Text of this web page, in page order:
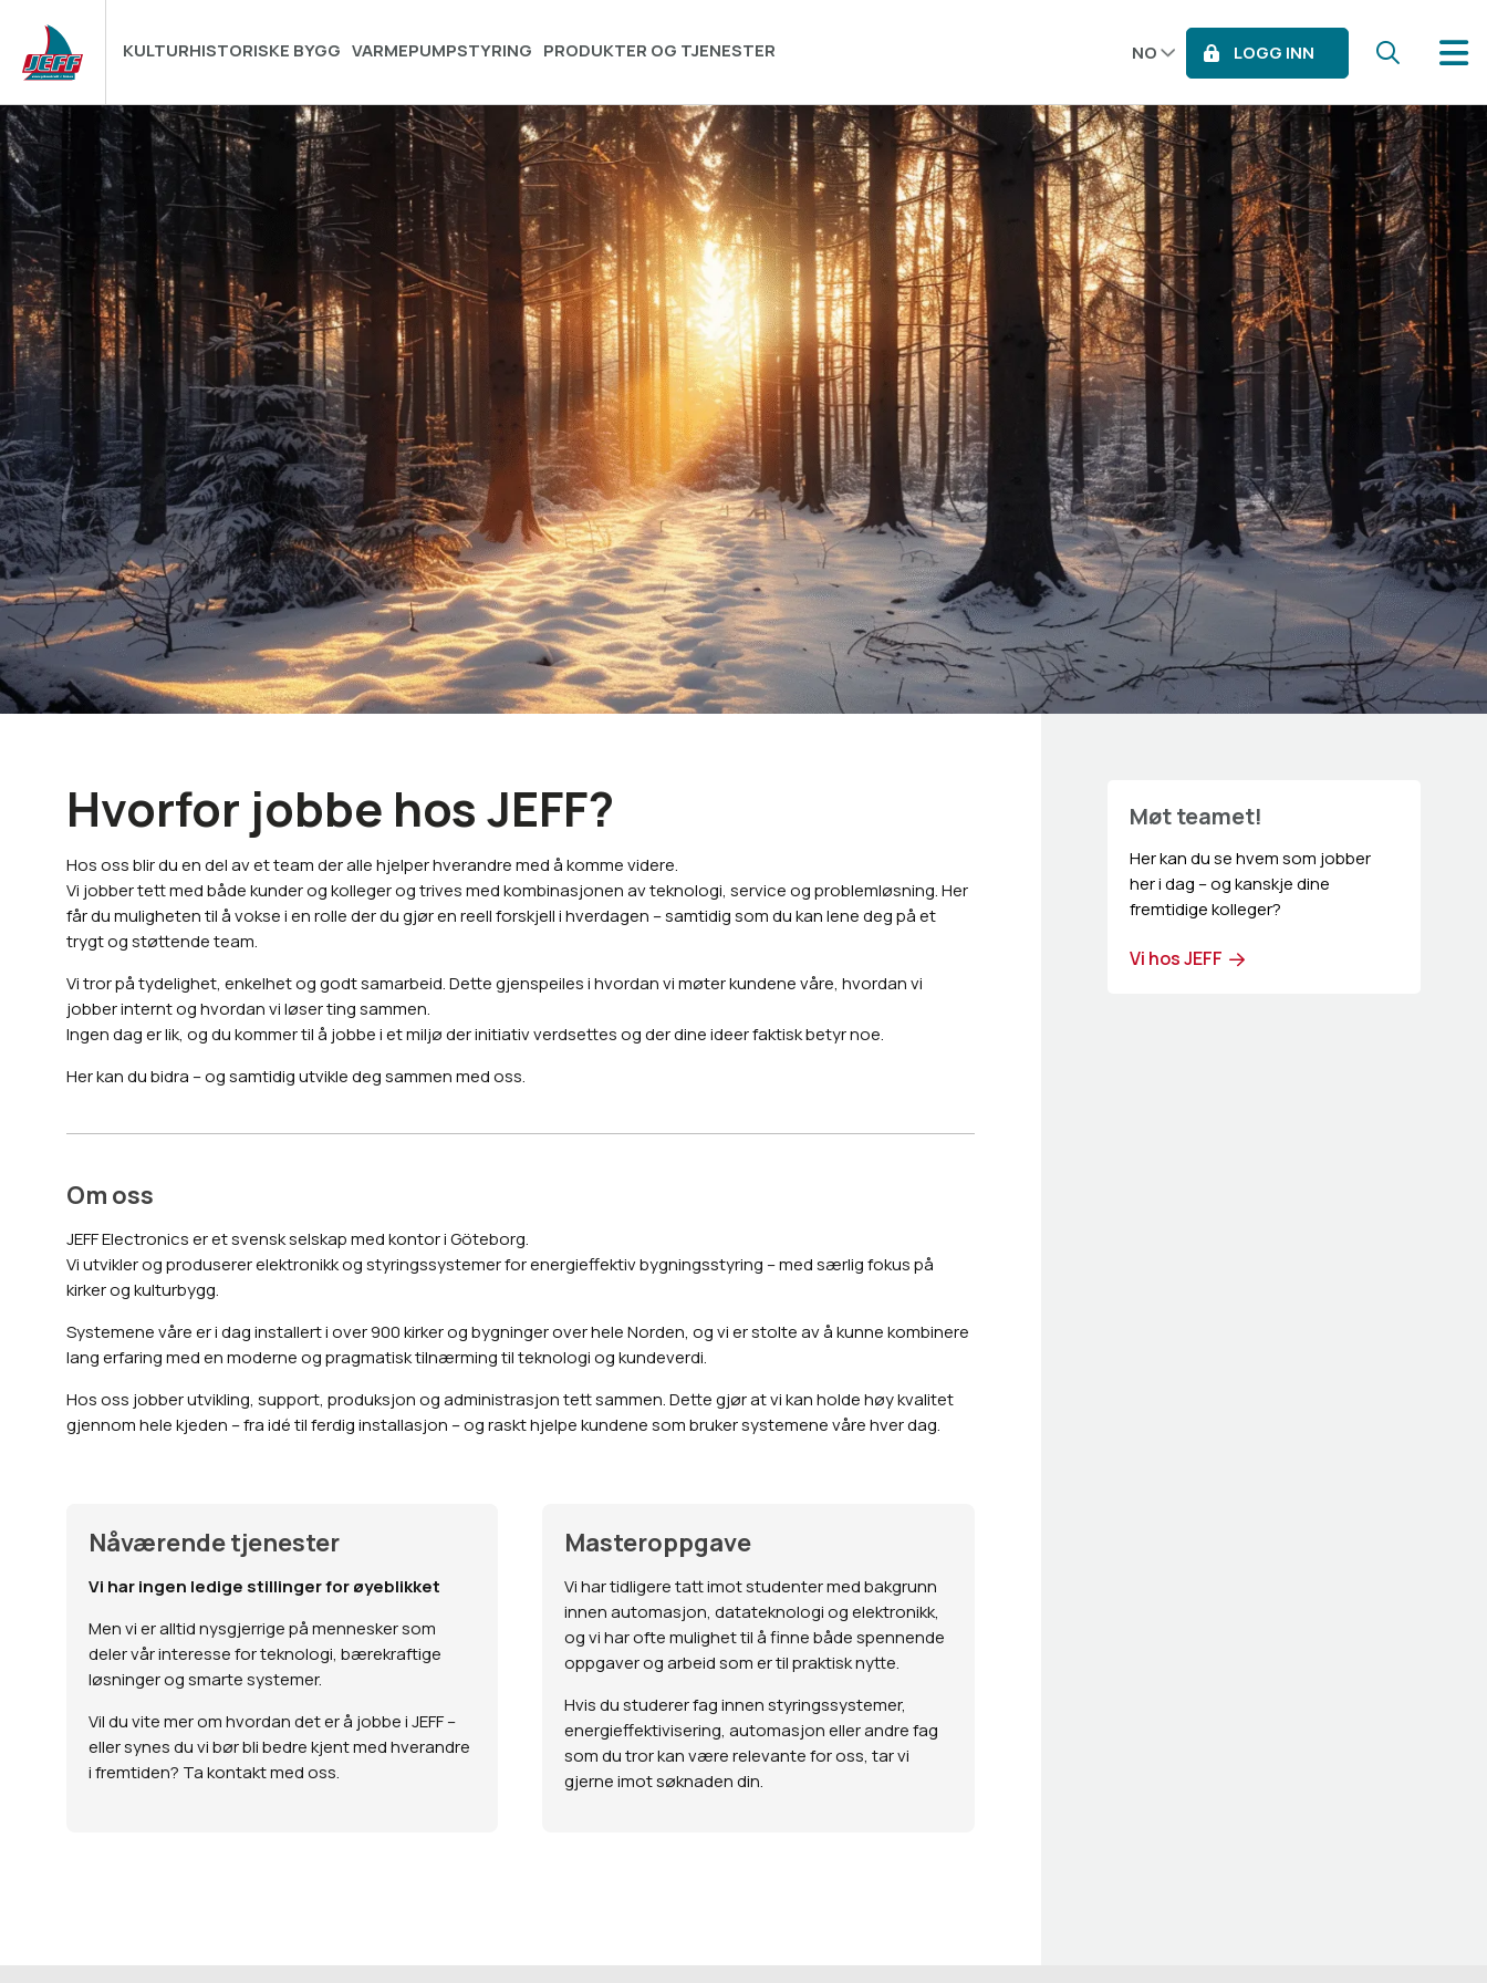
KULTURHISTORISKE BYGG VARMEPUMPSTYRING PRODUKTER OG TJENESTER NO LOGG INN
Hvorfor jobbe hos JEFF?
Hos oss blir du en del av et team der alle hjelper hverandre med å komme videre.
Vi jobber tett med både kunder og kolleger og trives med kombinasjonen av teknologi, service og problemløsning. Her
får du muligheten til å vokse i en rolle der du gjør en reell forskjell i hverdagen – samtidig som du kan lene deg på et
trygt og støttende team.
Vi tror på tydelighet, enkelhet og godt samarbeid. Dette gjenspeiles i hvordan vi møter kundene våre, hvordan vi
jobber internt og hvordan vi løser ting sammen.
Ingen dag er lik, og du kommer til å jobbe i et miljø der initiativ verdsettes og der dine ideer faktisk betyr noe.
Her kan du bidra – og samtidig utvikle deg sammen med oss.
Om oss
JEFF Electronics er et svensk selskap med kontor i Göteborg.
Vi utvikler og produserer elektronikk og styringssystemer for energieffektiv bygningsstyring – med særlig fokus på
kirker og kulturbygg.
Systemene våre er i dag installert i over 900 kirker og bygninger over hele Norden, og vi er stolte av å kunne kombinere
lang erfaring med en moderne og pragmatisk tilnærming til teknologi og kundeverdi.
Hos oss jobber utvikling, support, produksjon og administrasjon tett sammen. Dette gjør at vi kan holde høy kvalitet
gjennom hele kjeden – fra idé til ferdig installasjon – og raskt hjelpe kundene som bruker systemene våre hver dag.
Nåværende tjenester
Vi har ingen ledige stillinger for øyeblikket
Men vi er alltid nysgjerrige på mennesker som
deler vår interesse for teknologi, bærekraftige
løsninger og smarte systemer.
Vil du vite mer om hvordan det er å jobbe i JEFF –
eller synes du vi bør bli bedre kjent med hverandre
i fremtiden? Ta kontakt med oss.
Masteroppgave
Vi har tidligere tatt imot studenter med bakgrunn
innen automasjon, datateknologi og elektronikk,
og vi har ofte mulighet til å finne både spennende
oppgaver og arbeid som er til praktisk nytte.
Hvis du studerer fag innen styringssystemer,
energieffektivisering, automasjon eller andre fag
som du tror kan være relevante for oss, tar vi
gjerne imot søknaden din.
Møt teamet!
Her kan du se hvem som jobber
her i dag – og kanskje dine
fremtidige kolleger?
Vi hos JEFF